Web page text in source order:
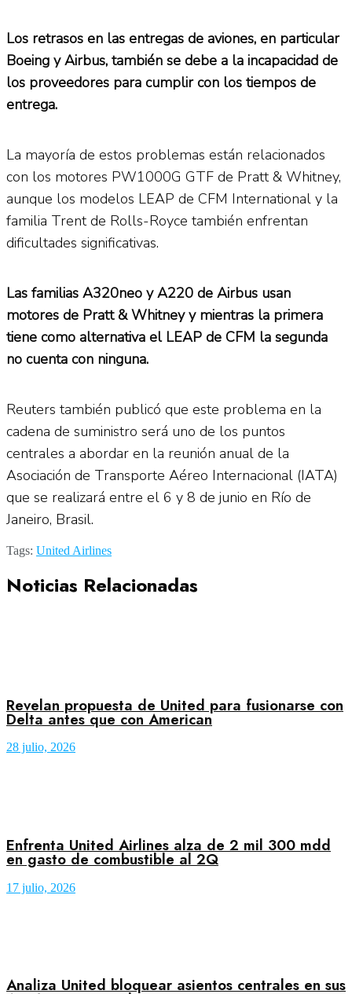
Los retrasos en las entregas de aviones, en particular
Boeing y Airbus, también se debe a la incapacidad de
los proveedores para cumplir con los tiempos de
entrega.
La mayoría de estos problemas están relacionados
con los motores PW1000G GTF de Pratt & Whitney,
aunque los modelos LEAP de CFM International y la
familia Trent de Rolls-Royce también enfrentan
dificultades significativas.
Las familias A320neo y A220 de Airbus usan
motores de Pratt & Whitney y mientras la primera
tiene como alternativa el LEAP de CFM la segunda
no cuenta con ninguna.
Reuters también publicó que este problema en la
cadena de suministro será uno de los puntos
centrales a abordar en la reunión anual de la
Asociación de Transporte Aéreo Internacional (IATA)
que se realizará entre el 6 y 8 de junio en Río de
Janeiro, Brasil.
Tags: United Airlines
Noticias Relacionadas
Revelan propuesta de United para fusionarse con
Delta antes que con American
28 julio, 2026
Enfrenta United Airlines alza de 2 mil 300 mdd
en gasto de combustible al 2Q
17 julio, 2026
Analiza United bloquear asientos centrales en sus